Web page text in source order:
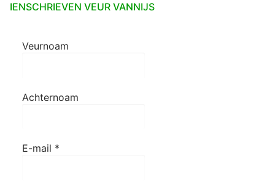
IENSCHRIEVEN VEUR VANNIJS
Veurnoam
Achternoam
E-mail *